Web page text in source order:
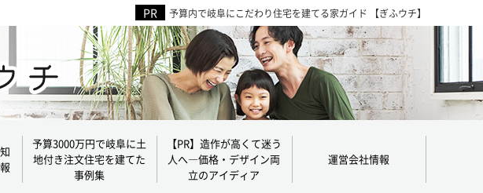
予算内で岐阜にこだわり住宅を建てる家ガイド 【ぎふウチ】
予算3000万円で岐阜に土
地付き注文住宅を建てた
事例集
【PR】造作が高くて迷う
人へ―価格・デザイン両
立のアイディア
運営会社情報